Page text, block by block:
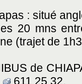
: situé
20 mns
(trajet de
de
611 25 32.